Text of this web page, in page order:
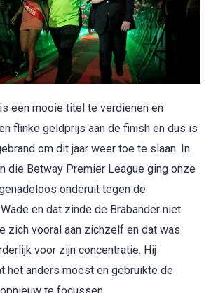
een mooie titel te verdienen en
flinke geldprijs aan de finish en dus is
om dit jaar weer toe te slaan. In
die Betway Premier League ging onze
onderuit tegen de
en dat zinde de Brabander niet
zich vooral aan zichzelf en dat was
voor zijn concentratie. Hij
het anders moest en gebruikte de